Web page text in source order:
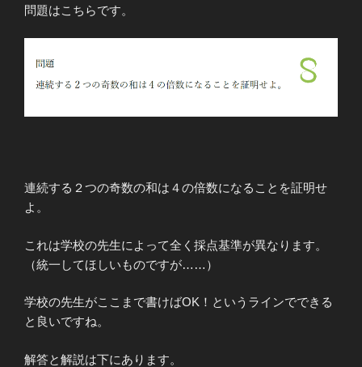
問題はこちらです。
連続する２つの奇数の和は４の倍数になることを証明せ
よ。
これは学校の先生によって全く採点基準が異なります。
（統一してほしいものですが……）
学校の先生がここまで書けばOK！というラインでできる
と良いですね。
解答と解説は下にあります。